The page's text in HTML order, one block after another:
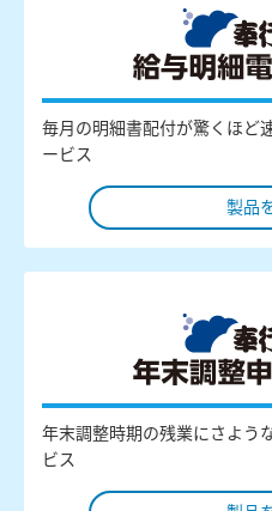
毎月の明細書配付が驚くほど
ービス
製品
年末調整時期の残業にさよう
ビス